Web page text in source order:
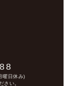
曜日休み)
さい。